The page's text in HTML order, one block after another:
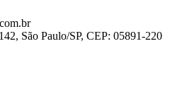
São Paulo/SP, CEP: 05891-220